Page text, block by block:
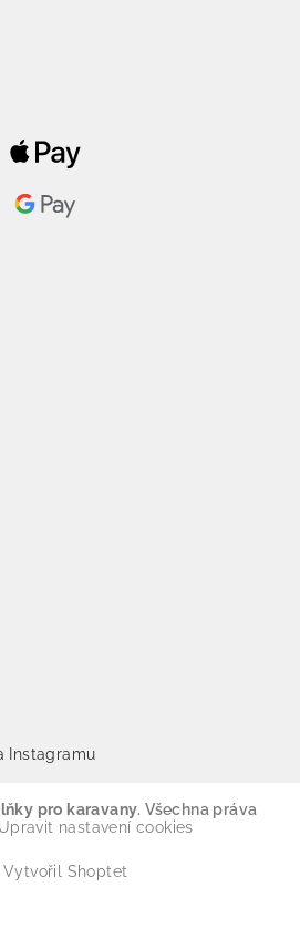
Instagramu
pro karavany. Všechna práva
Upravit nastavení cookies
Vytvořil Shoptet